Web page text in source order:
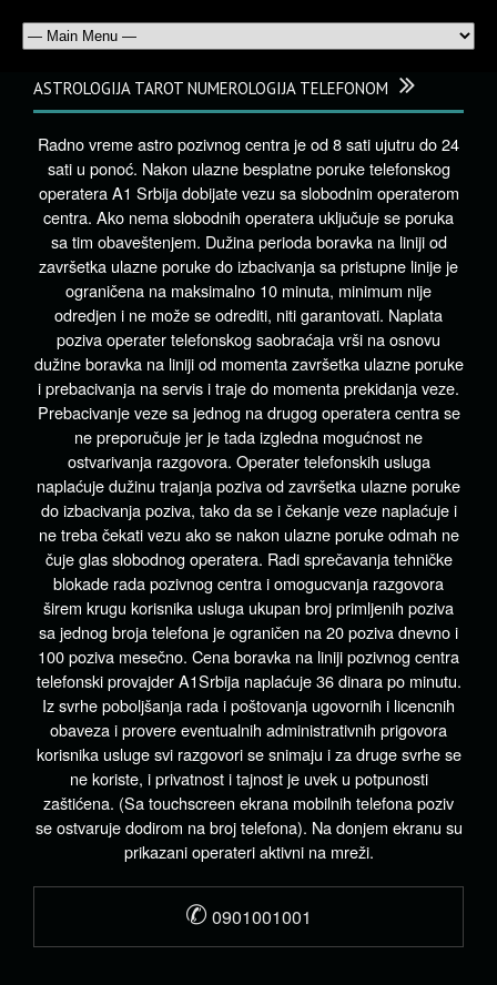
ASTROLOGIJA TAROT NUMEROLOGIJA TELEFONOM
Radno vreme astro pozivnog centra je od 8 sati ujutru do 24
sati u ponoć. Nakon ulazne besplatne poruke telefonskog
operatera A1 Srbija dobijate vezu sa slobodnim operaterom
centra. Ako nema slobodnih operatera uključuje se poruka
sa tim obaveštenjem. Dužina perioda boravka na liniji od
završetka ulazne poruke do izbacivanja sa pristupne linije je
ograničena na maksimalno 10 minuta, minimum nije
odredjen i ne može se odrediti, niti garantovati. Naplata
poziva operater telefonskog saobraćaja vrši na osnovu
dužine boravka na liniji od momenta završetka ulazne poruke
i prebacivanja na servis i traje do momenta prekidanja veze.
Prebacivanje veze sa jednog na drugog operatera centra se
ne preporučuje jer je tada izgledna mogućnost ne
ostvarivanja razgovora. Operater telefonskih usluga
naplaćuje dužinu trajanja poziva od završetka ulazne poruke
do izbacivanja poziva, tako da se i čekanje veze naplaćuje i
ne treba čekati vezu ako se nakon ulazne poruke odmah ne
čuje glas slobodnog operatera. Radi sprečavanja tehničke
blokade rada pozivnog centra i omogucvanja razgovora
širem krugu korisnika usluga ukupan broj primljenih poziva
sa jednog broja telefona je ograničen na 20 poziva dnevno i
100 poziva mesečno. Cena boravka na liniji pozivnog centra
telefonski provajder A1Srbija naplaćuje 36 dinara po minutu.
Iz svrhe poboljšanja rada i poštovanja ugovornih i licencnih
obaveza i provere eventualnih administrativnih prigovora
korisnika usluge svi razgovori se snimaju i za druge svrhe se
ne koriste, i privatnost i tajnost je uvek u potpunosti
zaštićena. (Sa touchscreen ekrana mobilnih telefona poziv
se ostvaruje dodirom na broj telefona). Na donjem ekranu su
prikazani operateri aktivni na mreži.
✆ 0901001001